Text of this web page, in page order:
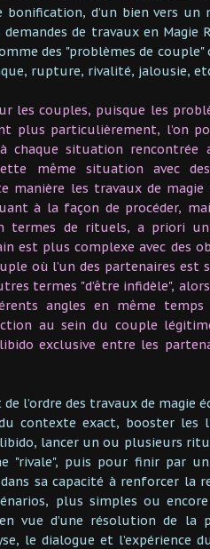
d’un bien vers un
de travaux en Magie
des "problèmes de couple"
rupture, rivalité, jalousie,
les couples, puisque les
plus particulièrement, l’on
situation rencontrée
même situation avec
manière les travaux de magie
à la façon de procéder,
termes de rituels, a priori
est plus complexe avec des
où l’un des partenaires est
termes "d’être infidèle",
angles en même temps
au sein du couple
exclusive entre les
l’ordre des travaux de magie
contexte exact, booster les
lancer un ou plusieurs
"rivale", puis pour finir par
sa capacité à renforcer la
plus simples ou
vue d’une résolution de la
le dialogue et l’expérience